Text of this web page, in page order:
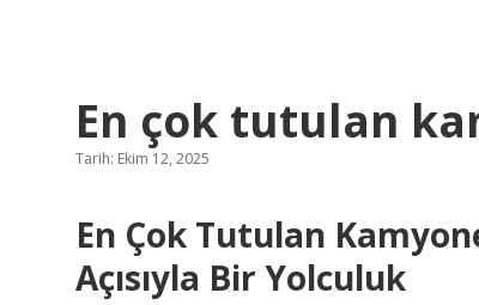
En çok tutulan
Tarih: Ekim 12, 2025
En Çok Tutulan
Açısıyla Bir Yolculuk